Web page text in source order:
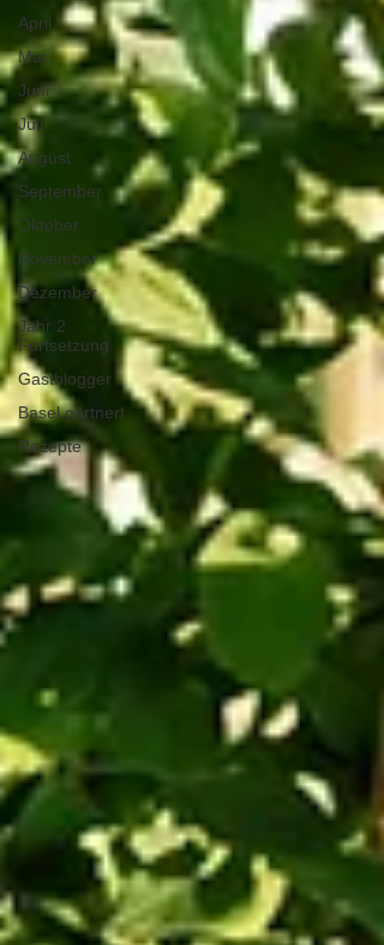
April
Mai
Juni
Juli
August
September
Oktober
November
Dezember
Jahr 2
Fortsetzung
Gastblogger
Basel gärtnert
Rezepte